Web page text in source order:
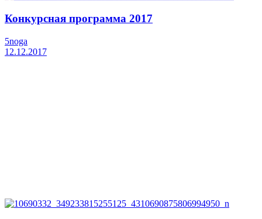
Конкурсная программа 2017
5noga
12.12.2017